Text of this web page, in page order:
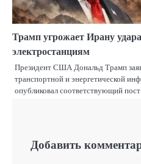
Трамп угрожает Ирану
электростанциям
Президент США Дональд Трамп
транспортной и энергетической
опубликовал соответствующий пост
Добавить